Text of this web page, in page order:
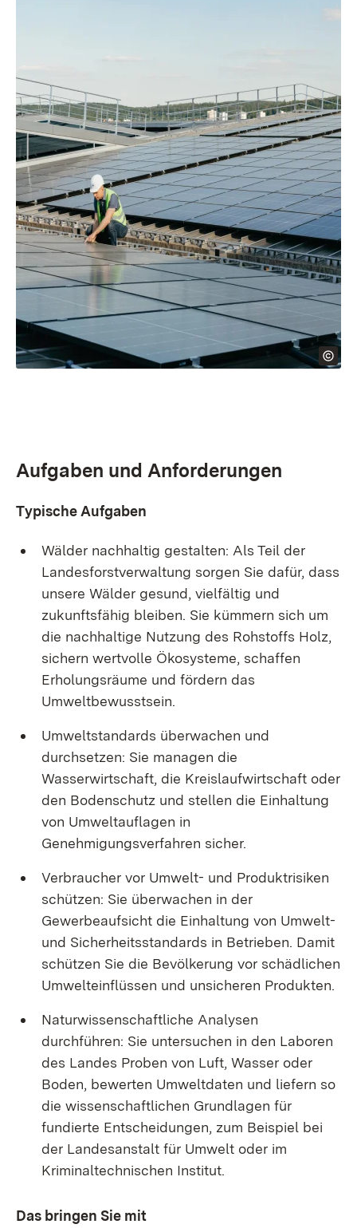
Aufgaben und Anforderungen
Typische Aufgaben
Wälder nachhaltig gestalten: Als Teil der
Landesforstverwaltung sorgen Sie dafür, dass
unsere Wälder gesund, vielfältig und
zukunftsfähig bleiben. Sie kümmern sich um
die nachhaltige Nutzung des Rohstoffs Holz,
sichern wertvolle Ökosysteme, schaffen
Erholungsräume und fördern das
Umweltbewusstsein.
Umweltstandards überwachen und
durchsetzen: Sie managen die
Wasserwirtschaft, die Kreislaufwirtschaft oder
den Bodenschutz und stellen die Einhaltung
von Umweltauflagen in
Genehmigungsverfahren sicher.
Verbraucher vor Umwelt- und Produktrisiken
schützen: Sie überwachen in der
Gewerbeaufsicht die Einhaltung von Umwelt-
und Sicherheitsstandards in Betrieben. Damit
schützen Sie die Bevölkerung vor schädlichen
Umwelteinflüssen und unsicheren Produkten.
Naturwissenschaftliche Analysen
durchführen: Sie untersuchen in den Laboren
des Landes Proben von Luft, Wasser oder
Boden, bewerten Umweltdaten und liefern so
die wissenschaftlichen Grundlagen für
fundierte Entscheidungen, zum Beispiel bei
der Landesanstalt für Umwelt oder im
Kriminaltechnischen Institut.
Das bringen Sie mit